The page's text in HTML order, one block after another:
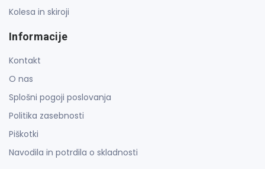
Kolesa in skiroji
Informacije
Kontakt
O nas
Splošni pogoji poslovanja
Politika zasebnosti
Piškotki
Navodila in potrdila o skladnosti